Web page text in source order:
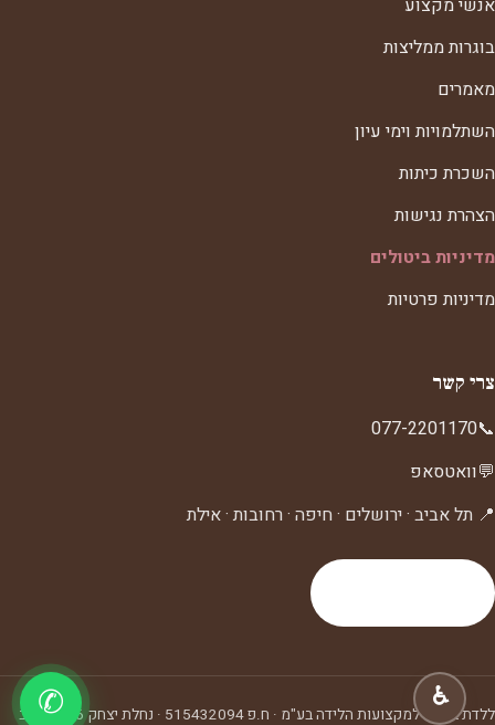
אנשי מקצוע
בוגרות ממליצות
מאמרים
השתלמויות וימי עיון
השכרת כיתות
הצהרת נגישות
מדיניות ביטולים
מדיניות פרטיות
צרי קשר
📞
077-2201170
💬וואטסאפ
📍 תל אביב · ירושלים · חיפה · רחובות · אילת
ללדת ביה"ס למקצועות הלידה בע"מ · ח.פ515432094
· נחלת יצחק 6, תל אביב ✆ ♿